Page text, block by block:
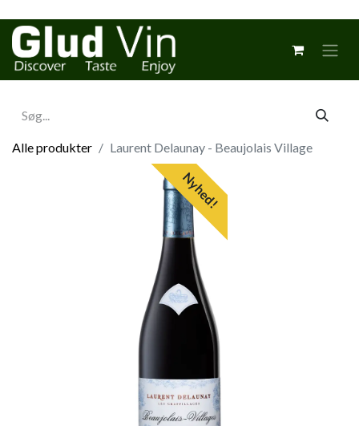
Alle produkter Laurent Delaunay - Beaujolais Village
Nyhed!